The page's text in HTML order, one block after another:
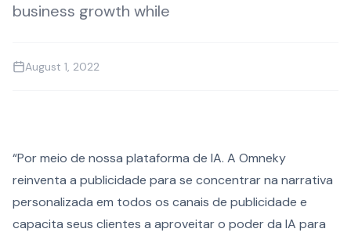
business growth while
August 1, 2022
“Por meio de nossa plataforma de IA. A Omneky
reinventa a publicidade para se concentrar na narrativa
personalizada em todos os canais de publicidade e
capacita seus clientes a aproveitar o poder da IA para